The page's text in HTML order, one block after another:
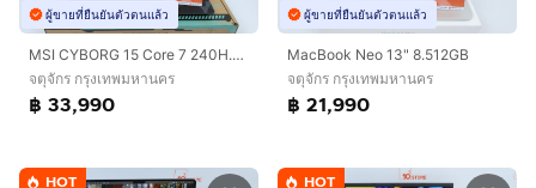
ผู้ขายที่ยืนยันตัวตนแล้ว
MSI CYBORG 15 Core 7 240H.RTX5060 RAM16.1TB
จตุจักร กรุงเทพมหานคร
฿ 33,990
ผู้ขายที่ยืนยันตัวตนแล้ว
MacBook Neo 13" 8.512GB
จตุจักร กรุงเทพมหานคร
฿ 21,990
HOT HOT